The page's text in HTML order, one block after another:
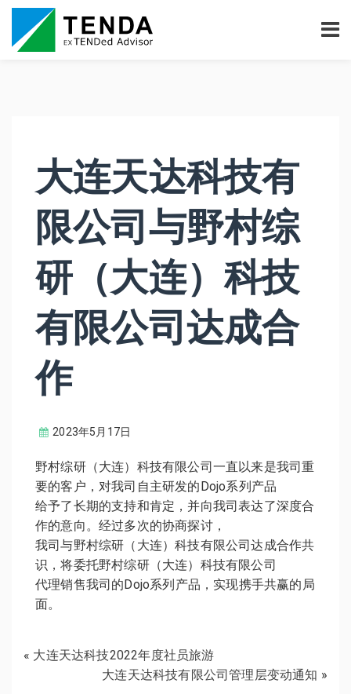
大连天达科技有
限公司与野村综
研（大连）科技
有限公司达成合
作
2023年5月17日
野村综研（大连）科技有限公司一直以来是我司重
要的客户，对我司自主研发的Dojo系列产品
给予了长期的支持和肯定，并向我司表达了深度合
作的意向。经过多次的协商探讨，
我司与野村综研（大连）科技有限公司达成合作共
识，将委托野村综研（大连）科技有限公司
代理销售我司的Dojo系列产品，实现携手共赢的局
面。
« 大连天达科技2022年度社员旅游
大连天达科技有限公司管理层变动通知 »